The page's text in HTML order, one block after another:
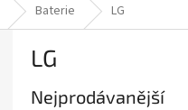
Baterie LG
LG
Nejprodávanější